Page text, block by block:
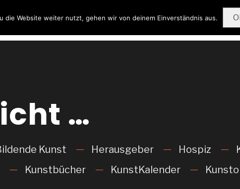
…
Kunst Herausgeber Hospiz
Kunstbücher KunstKalender
die Website weiter nutzt, gehen wir von deinem Einverständnis aus.